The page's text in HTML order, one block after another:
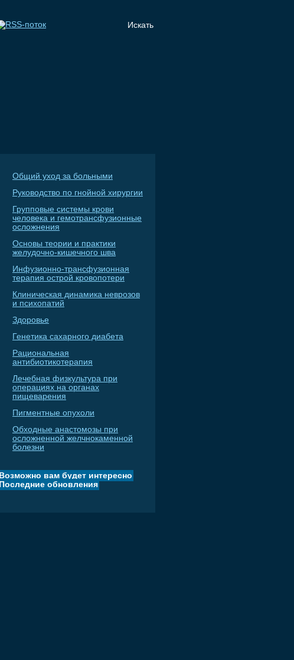
Общий уход за больными
Руководство по гнойной хирургии
Групповые системы крови
человека и гемотрансфузионные
осложнения
Основы теории и практики
желудочно-кишечного шва
Инфузионно-трансфузионная
терапия острой кровопотери
Клиническая динамика неврозов
и психопатий
Здоровье
Генетика сахарного диабета
Рациональная
антибиотикотерапия
Лечебная физкультура при
операциях на органах
пищеварения
Пигментные опухоли
Обходные анастомозы при
осложненной желчнокаменной
болезни
Возможно вам будет интересно
Последние обновления